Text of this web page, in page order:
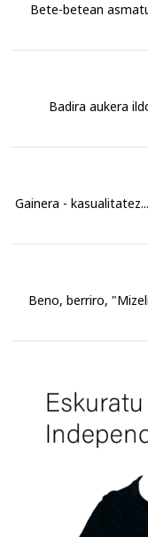
Bete-betean
Badira aukera
Gainera -
Beno, berriro,